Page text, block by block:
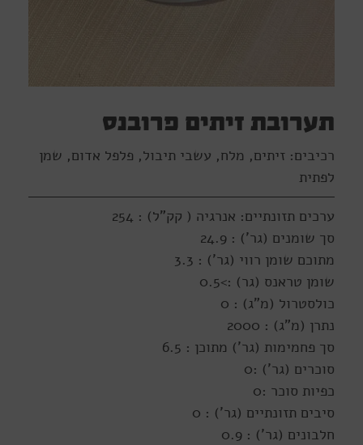
תערובת זיתים פרובנס
רכיבים: זיתים, מלח, עשבי תיבול, פלפל אדום, שמן
לפתית
ערכים תזונתיים: אנרגיה ( קק"ל) : 254
סך שומנים (גר') : 24.9
מתוכם שומן רווי (גר') : 3.3
שומן טראנס (גר) :>0.5
כולסטרול (מ"ג) : 0
נתרן (מ"ג) : 2000
סך פחמימות (גר') מתוכן : 6.5
סוכרים (גר') :0
כפיות סוכר :0
סיבים תזונתיים (גר') : 0
חלבונים (גר') : 0.9